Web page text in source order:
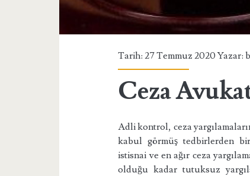
Tarih: 27 Temmuz 2020 Yazar:
Ceza
Adli kontrol, ceza
kabul görmüş tedbirlerden
istisnai ve en ağır ceza
olduğu kadar tutuksuz